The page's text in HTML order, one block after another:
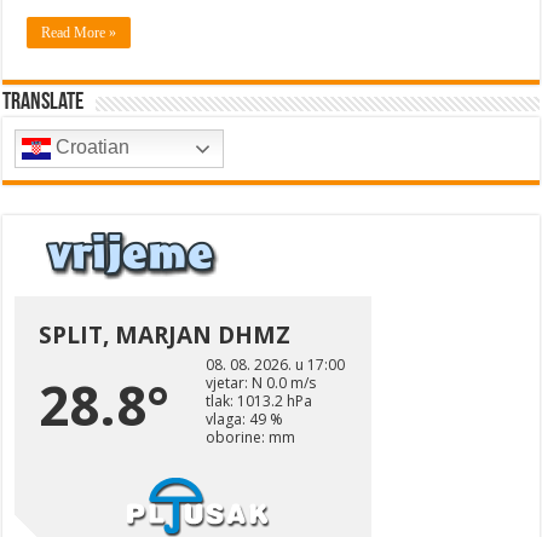
Read More »
Translate
Croatian